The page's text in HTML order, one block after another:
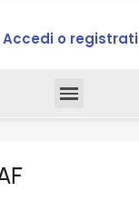
Accedi o registrati